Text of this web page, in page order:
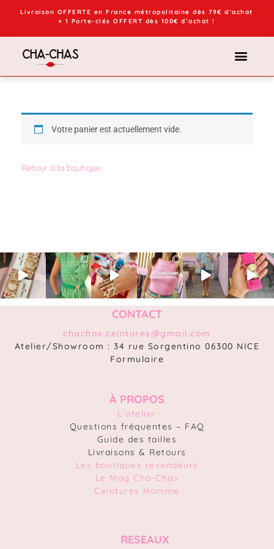
Livraison OFFERTE en France métropolitaine dès 79€ d’achat
+ 1 Porte-clés OFFERT dès 100€ d’achat !
Votre panier est actuellement vide.
Retour à la boutique
CONTACT
chachas.ceintures@gmail.com
Atelier/Showroom : 34 rue Sorgentino 06300 NICE
Formulaire
À PROPOS
L’atelier
Questions fréquentes – FAQ
Guide des tailles
Livraisons & Retours
Les boutiques revendeurs
Le Mag Cha-Chas
Ceintures Homme
RESEAUX